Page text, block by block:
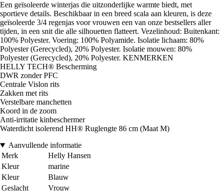
Een geïsoleerde winterjas die uitzonderlijke warmte biedt, met
sportieve details. Beschikbaar in een breed scala aan kleuren, is deze
geïsoleerde 3/4 regenjas voor vrouwen een van onze bestsellers aller
tijden, in een snit die alle silhouetten flatteert. Vezelinhoud: Buitenkant:
100% Polyester. Voering: 100% Polyamide. Isolatie lichaam: 80%
Polyester (Gerecycled), 20% Polyester. Isolatie mouwen: 80%
Polyester (Gerecycled), 20% Polyester. KENMERKEN
HELLY TECH® Bescherming
DWR zonder PFC
Centrale Vislon rits
Zakken met rits
Verstelbare manchetten
Koord in de zoom
Anti-irritatie kinbeschermer
Waterdicht isolerend HH® Ruglengte 86 cm (Maat M)
Aanvullende informatie
Merk
Helly Hansen
Kleur
marine
Kleur
Blauw
Geslacht
Vrouw